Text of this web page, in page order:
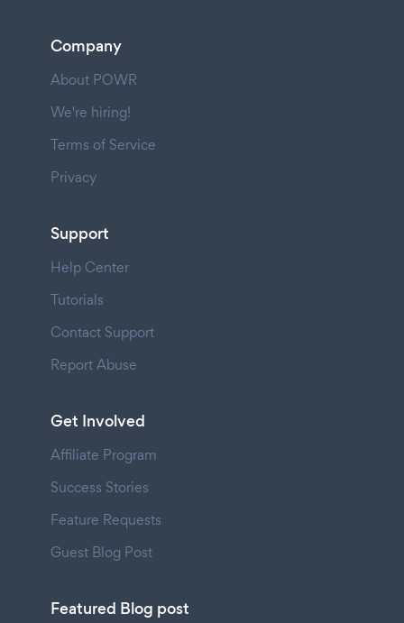
Company
About POWR
We're hiring!
Terms of Service
Privacy
Support
Help Center
Tutorials
Contact Support
Report Abuse
Get Involved
Affiliate Program
Success Stories
Feature Requests
Guest Blog Post
Featured Blog post